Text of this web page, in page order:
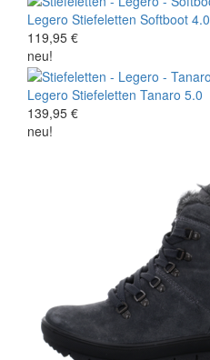
Legero Stiefeletten Softboot 4.0
119,95 €
neu!
Legero Stiefeletten Tanaro 5.0
139,95 €
neu!